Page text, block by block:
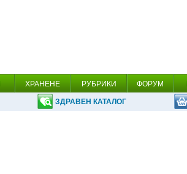
ХРАНЕНЕ РУБРИКИ ФОРУМ
ЗДРАВЕН КАТАЛОГ